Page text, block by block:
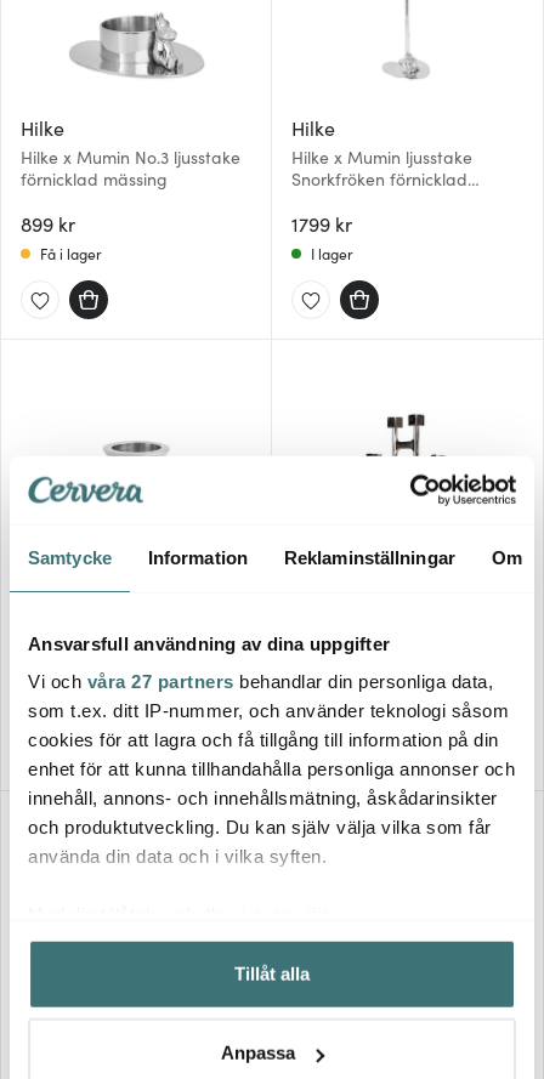
Samtycke Information Reklaminställningar Om
Ansvarsfull användning av dina uppgifter
Vi och våra 27 partners behandlar din personliga data,
som t.ex. ditt IP-nummer, och använder teknologi såsom
cookies för att lagra och få tillgång till information på din
enhet för att kunna tillhandahålla personliga annonser och
innehåll, annons- och innehållsmätning, åskådarinsikter
och produktutveckling. Du kan själv välja vilka som får
använda din data och i vilka syften.
Samla in information om din geografiska plats som
kan ha en noggrannhet på upp till flera meter
Identifiera din enhet genom att aktivt skanna den för
Ta reda på mer om hur dina personliga uppgifter
Tillåt alla
Anpassa
Hilke
Hilke x Mumin No.3 ljusstake
förnicklad mässing
899 kr
Få i lager
Hilke
Hilke x Mumin ljusstake
Snorkfröken förnicklad
1799 kr
I lager
269 kr
Få i lager
hållare
1450 kr
I lager
Twilight Lampett 17x40 cm